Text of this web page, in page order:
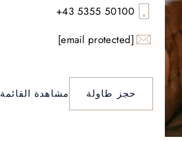
+43 5355 50100
[email protected]
حجز طاولة مشاهدة القائمة